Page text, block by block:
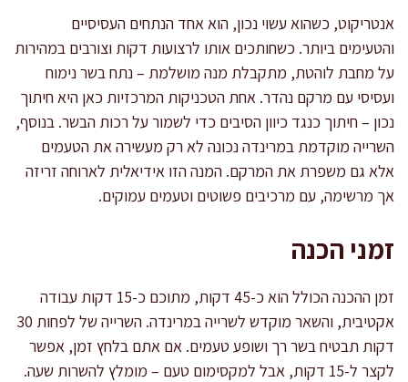
אנטריקוט, כשהוא עשוי נכון, הוא אחד הנתחים העסיסיים
והטעימים ביותר. כשחותכים אותו לרצועות דקות וצורבים במהירות
על מחבת לוהטת, מתקבלת מנה מושלמת – נתח בשר נימוח
ועסיסי עם מרקם נהדר. אחת הטכניקות המרכזיות כאן היא חיתוך
נכון – חיתוך כנגד כיוון הסיבים כדי לשמור על רכות הבשר. בנוסף,
השרייה מוקדמת במרינדה נכונה לא רק מעשירה את הטעמים
אלא גם משפרת את המרקם. המנה הזו אידיאלית לארוחה זריזה
אך מרשימה, עם מרכיבים פשוטים וטעמים עמוקים.
זמני הכנה
זמן ההכנה הכולל הוא כ-45 דקות, מתוכם כ-15 דקות עבודה
אקטיבית, והשאר מוקדש לשרייה במרינדה. השרייה של לפחות 30
דקות תבטיח בשר רך ושופע טעמים. אם אתם בלחץ זמן, אפשר
לקצר ל-15 דקות, אבל למקסימום טעם – מומלץ להשרות שעה.